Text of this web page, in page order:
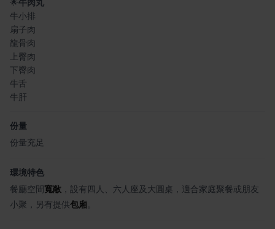
🌟牛肉丸
牛小排
扇子肉
龍骨肉
上臀肉
下臀肉
牛舌
牛肝
份量
份量充足
環境特色
餐廳空間寬敞 ，設有四人、六人座及大圓桌，適合家庭聚餐或朋友
小聚，另有提供包廂